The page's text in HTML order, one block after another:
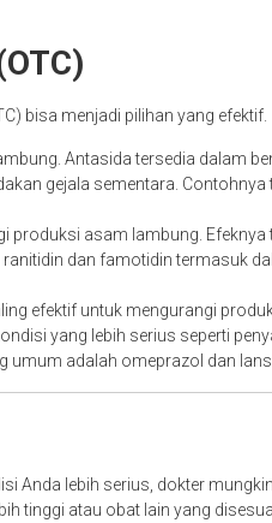
bisa menjadi pilihan yang efektif.
Antasida tersedia dalam
gejala sementara.
produksi asam lambung. Efeknya
dan famotidin termasuk
efektif untuk mengurangi
yang lebih serius seperti
umum adalah omeprazol dan
Anda lebih serius, dokter
tinggi atau obat lain yang